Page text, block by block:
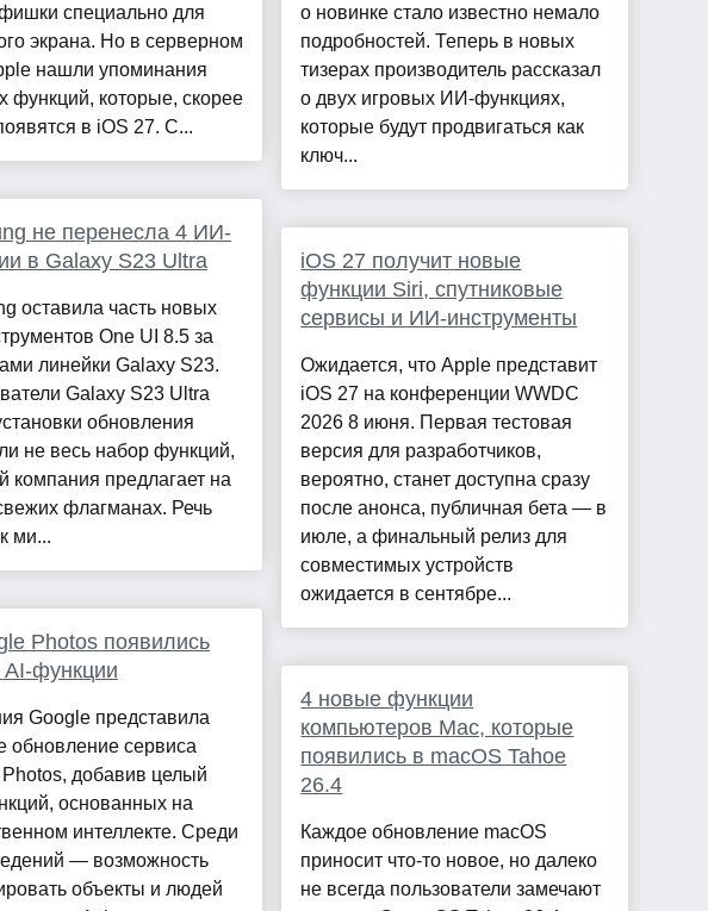
специально для
экрана. Но в серверном
нашли упоминания
функций, которые, скорее
в iOS 27. С...
не перенесла 4 ИИ-
в Galaxy S23 Ultra
оставила часть новых
One UI 8.5 за
линейки Galaxy S23.
Galaxy S23 Ultra
обновления
не весь набор функций,
компания предлагает на
флагманах. Речь
ми...
Photos появились
функции
Google представила
обновление сервиса
добавив целый
основанных на
интеллекте. Среди
— возможность
объекты и людей
о новинке стало известно немало
подробностей. Теперь в новых
тизерах производитель рассказал
о двух игровых ИИ-функциях,
которые будут продвигаться как
ключ...
iOS 27 получит новые
функции Siri, спутниковые
сервисы и ИИ-инструменты
Ожидается, что Apple представит
iOS 27 на конференции WWDC
2026 8 июня. Первая тестовая
версия для разработчиков,
вероятно, станет доступна сразу
после анонса, публичная бета — в
июле, а финальный релиз для
совместимых устройств
ожидается в сентябре...
4 новые функции
компьютеров Mac, которые
появились в macOS Tahoe
26.4
Каждое обновление macOS
приносит что-то новое, но далеко
не всегда пользователи замечают